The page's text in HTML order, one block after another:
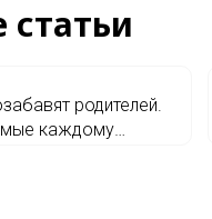
родителей.
каждому…